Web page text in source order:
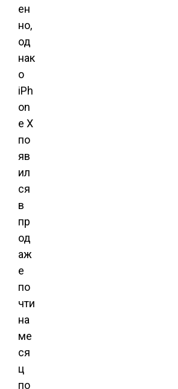
ен
но,
од
нак
о
iPh
on
e Х
по
яв
ил
ся
в
пр
од
аж
е
по
чти
на
ме
ся
ц
по